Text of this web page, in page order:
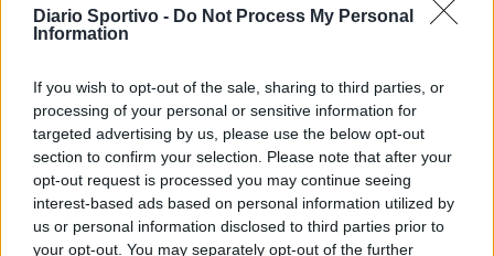
Diario Sportivo - Do Not Process My Personal
Information
If you wish to opt-out of the sale, sharing to third parties, or
processing of your personal or sensitive information for
targeted advertising by us, please use the below opt-out
section to confirm your selection. Please note that after your
opt-out request is processed you may continue seeing
interest-based ads based on personal information utilized by
us or personal information disclosed to third parties prior to
your opt-out. You may separately opt-out of the further
Malaspina salve, Bariese, Barumini, Siniscola